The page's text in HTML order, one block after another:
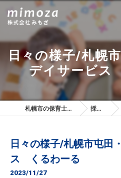
日々の様子/札幌
デイサービス
札幌市の保育士は株式会社みもざ 採用ブログ
日々の様子/札幌市屯田
ス くるわーる
2023/11/27